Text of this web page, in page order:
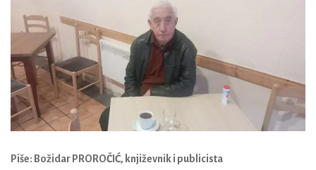
Piše: Božidar PROROČIĆ, književnik i publicista